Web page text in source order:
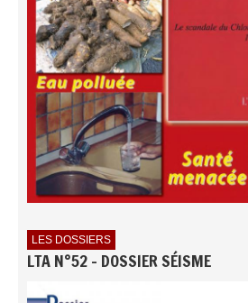
LES DOSSIERS
LTA N°52 - DOSSIER SÉISME